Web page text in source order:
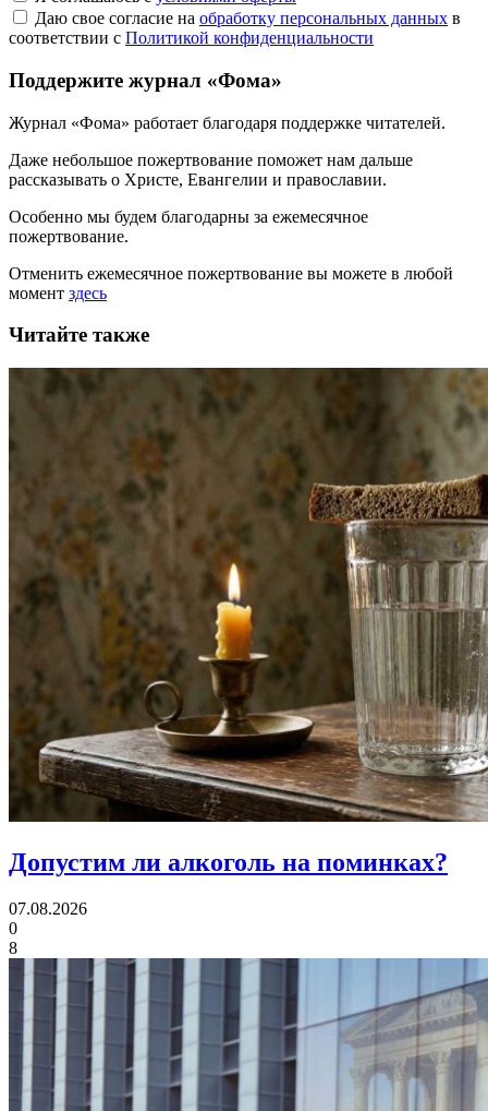
Даю свое согласие на обработку персональных данных в
соответствии с Политикой конфиденциальности
Поддержите журнал «Фома»
Журнал «Фома» работает благодаря поддержке читателей.
Даже небольшое пожертвование поможет нам дальше
рассказывать о Христе, Евангелии и православии.
Особенно мы будем благодарны за ежемесячное
пожертвование.
Отменить ежемесячное пожертвование вы можете в любой
момент здесь
Читайте также
Допустим ли алкоголь на поминках?
07.08.2026
0
8